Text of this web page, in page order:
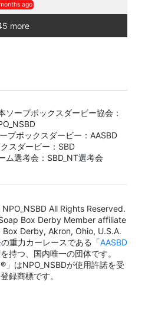
ago
more
ソープボックスダービー協会：
プボックスダービー：AASBD
スダービー：SBD
ム選考会：SBD_NT選考会
All Rights Reserved.
Box Derby Member affiliate
Derby, Akron, Ohio, U.S.A.
重力カーレースである「AASBD
持つ、国内唯一の団体です。
」はNPO_NSBDが使用許諾を受
録商標です。